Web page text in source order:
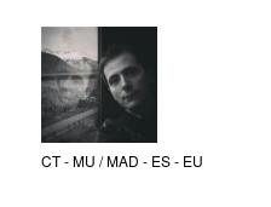
CT - MU / MAD - ES - EU